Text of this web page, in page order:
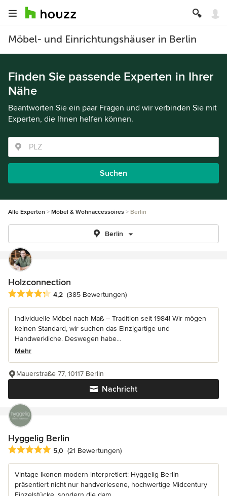
Möbel- und Einrichtungshäuser in Berlin
Finden Sie passende Experten in Ihrer
Nähe
Beantworten Sie ein paar Fragen und wir verbinden Sie mit
Experten, die Ihnen helfen können.
Suchen
Alle Experten Möbel & Wohnaccessoires Berlin
Berlin
Holzconnection
Durchschnittliche Bewertung: 4.2 von 5 Sternen
4,2 (385 Bewertungen)
Individuelle Möbel nach Maß – Tradition seit 1984! Wir mögen
keinen Standard, wir suchen das Einzigartige und
Handwerkliche. Deswegen habe...
Mehr
Nachricht
Mauerstraße 77, 10117 Berlin
Hyggelig Berlin
Durchschnittliche Bewertung: 5 von 5 Sternen
5,0 (21 Bewertungen)
Vintage Ikonen modern interpretiert: Hyggelig Berlin
präsentiert nicht nur handverlesene, hochwertige Midcentury